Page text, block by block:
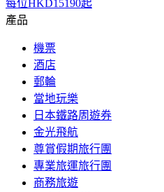
每位HKD15190起
產品
機票
酒店
郵輪
當地玩樂
日本鐵路周遊券
金光飛航
尊賞假期旅行團
專業旅運旅行團
商務旅遊